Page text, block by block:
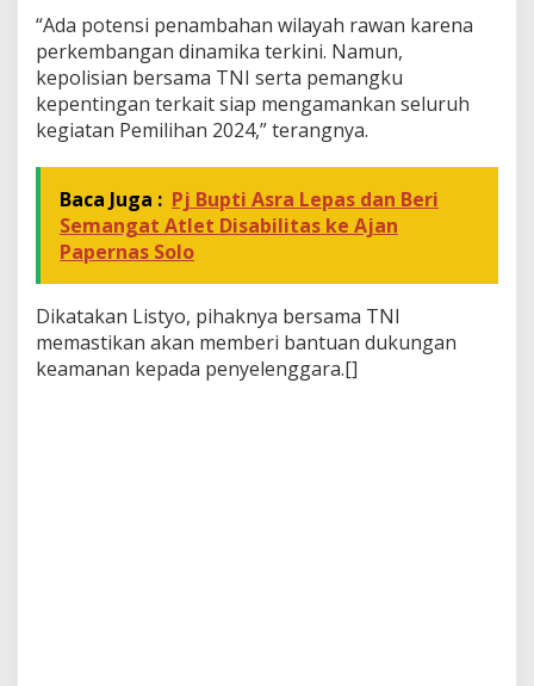
“Ada potensi penambahan wilayah rawan karena
perkembangan dinamika terkini. Namun,
kepolisian bersama TNI serta pemangku
kepentingan terkait siap mengamankan seluruh
kegiatan Pemilihan 2024,” terangnya.
Baca Juga : Pj Bupti Asra Lepas dan Beri
Semangat Atlet Disabilitas ke Ajan
Papernas Solo
Dikatakan Listyo, pihaknya bersama TNI
memastikan akan memberi bantuan dukungan
keamanan kepada penyelenggara.[]